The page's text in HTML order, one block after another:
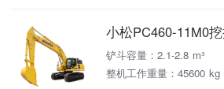
小松PC460-11M0
铲斗容量：2.1-2.8 m³
整机工作重量：45600 kg